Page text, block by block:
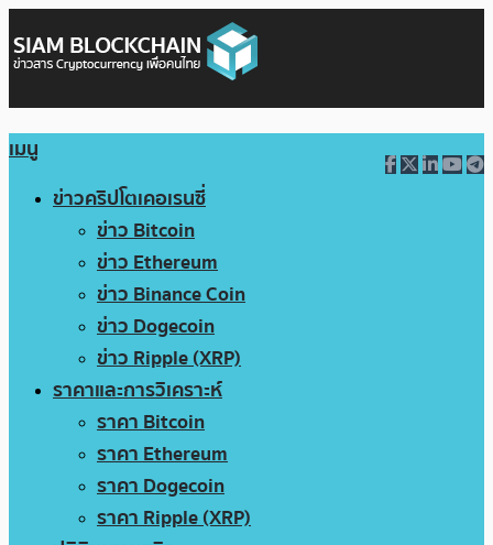
เมนู
ข่าวคริปโตเคอเรนซี่
ข่าว Bitcoin
ข่าว Ethereum
ข่าว Binance Coin
ข่าว Dogecoin
ข่าว Ripple (XRP)
ราคาและการวิเคราะห์
ราคา Bitcoin
ราคา Ethereum
ราคา Dogecoin
ราคา Ripple (XRP)